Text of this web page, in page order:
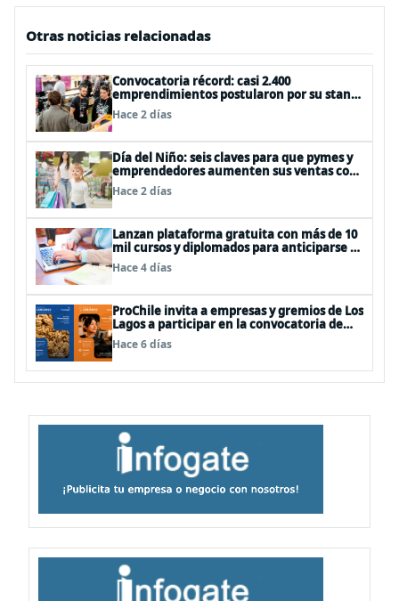
Otras noticias relacionadas
Convocatoria récord: casi 2.400
emprendimientos postularon por su stand
gratuito en el EtMday 2026
Hace 2 días
Día del Niño: seis claves para que pymes y
emprendedores aumenten sus ventas con
publicidad eficiente
Hace 2 días
Lanzan plataforma gratuita con más de 10
mil cursos y diplomados para anticiparse al
futuro del trabajo
Hace 4 días
ProChile invita a empresas y gremios de Los
Lagos a participar en la convocatoria de
Concursos 2027
Hace 6 días